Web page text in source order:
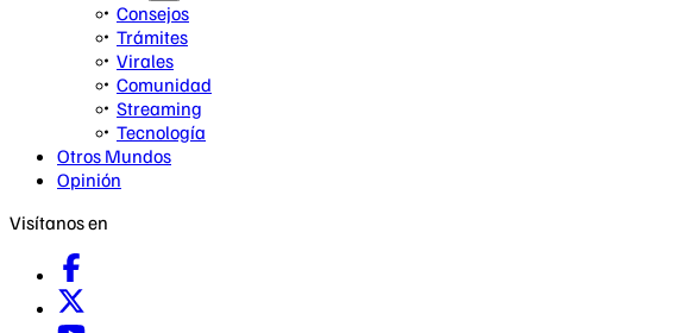
Consejos
Trámites
Virales
Comunidad
Streaming
Tecnología
Otros Mundos
Opinión
Visítanos en